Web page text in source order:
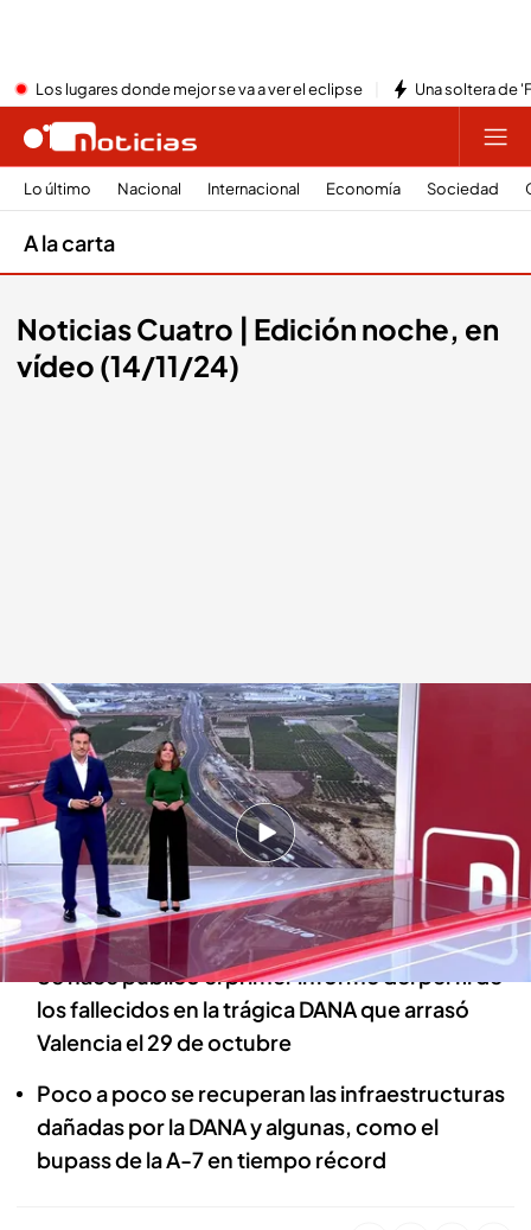
Los lugares donde mejor se va a ver el eclipse Una soltera de
Lo último Nacional Internacional Economía Sociedad
A la carta
Noticias Cuatro | Edición noche, en
vídeo (14/11/24)
Las noticias, de la mano de Diego Losada y Mónica Sanz
Redacción digital Noticias Cuatro
14 NOV 2024 - 21:40h.
Málaga trata de retomar la normalidad después
del paso de la DANA con daños materiales pero
ninguna víctima
Se hace público el primer informe del perfil de
los fallecidos en la trágica DANA que arrasó
Valencia el 29 de octubre
Poco a poco se recuperan las infraestructuras
dañadas por la DANA y algunas, como el
bupass de la A-7 en tiempo récord